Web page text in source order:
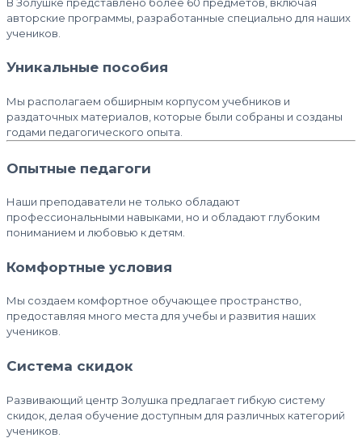
авторские программы, разработанные специально для наших
учеников.
Уникальные пособия
Мы располагаем обширным корпусом учебников и
раздаточных материалов, которые были собраны и созданы
годами педагогического опыта.
Опытные педагоги
Наши преподаватели не только обладают
профессиональными навыками, но и обладают глубоким
пониманием и любовью к детям.
Комфортные условия
Мы создаем комфортное обучающее пространство,
предоставляя много места для учебы и развития наших
учеников.
Система скидок
Развивающий центр Золушка предлагает гибкую систему
скидок, делая обучение доступным для различных категорий
учеников.